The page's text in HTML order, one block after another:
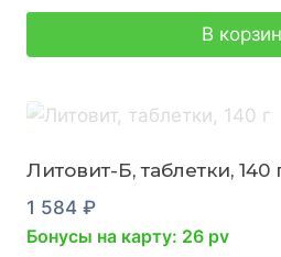
В
Литовит-Б, таблетки, 140
1 584 ₽
Бонусы на карту: 26 pv